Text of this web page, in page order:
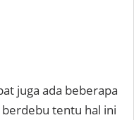
juga ada beberapa
tentu hal ini